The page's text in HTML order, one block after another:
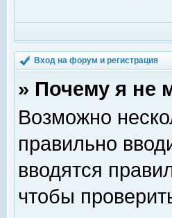
Вход на форум и регистрация
» Почему я не
Возможно
правильно
вводятся
чтобы